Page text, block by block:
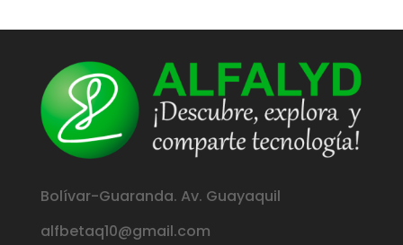
Bolívar-Guaranda. Av. Guayaquil
alfbetaq10@gmail.com